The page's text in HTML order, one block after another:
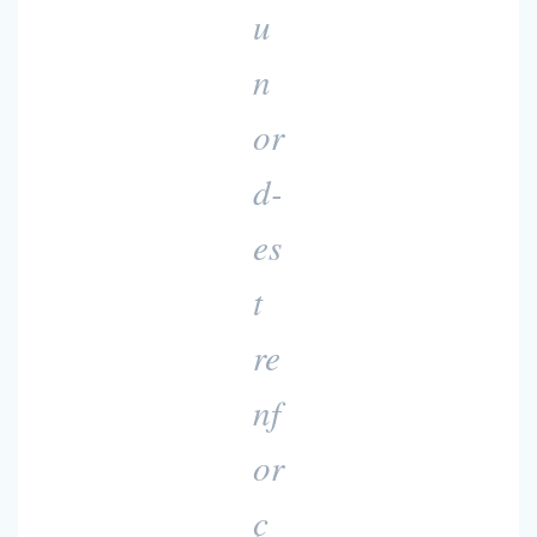
u
n
or
d-
es
t
re
nf
or
ç